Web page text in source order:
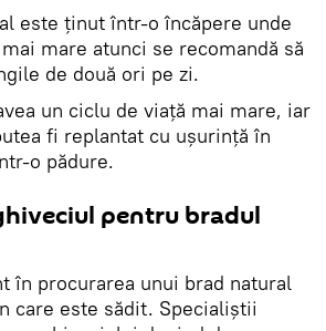
este ținut într-o încăpere unde
mare atunci se recomandă să
de două ori pe zi.
un ciclu de viață mai mare, iar
fi replantat cu ușurință în
o pădure.
pentru bradul
în procurarea unui brad natural
care este sădit. Specialiștii